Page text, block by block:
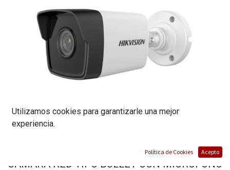
CÁMARA RED TIPO BULLET CON MICRÓFONO
Utilizamos cookies para garantizarle una mejor
experiencia.
Política de Cookies Acepto